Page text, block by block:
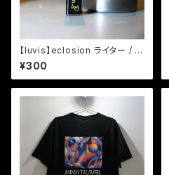
【luvis】eclosion ライター / e
closion Lighter
¥300